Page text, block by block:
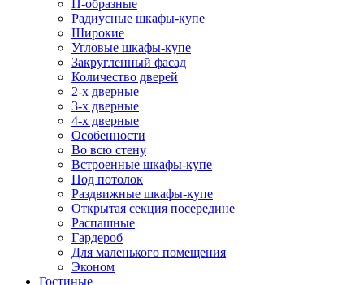
П-образные
Радиусные шкафы-купе
Широкие
Угловые шкафы-купе
Закругленный фасад
Количество дверей
2-х дверные
3-х дверные
4-х дверные
Особенности
Во всю стену
Встроенные шкафы-купе
Под потолок
Раздвижные шкафы-купе
Открытая секция посередине
Распашные
Гардероб
Для маленького помещения
Эконом
Гостиные